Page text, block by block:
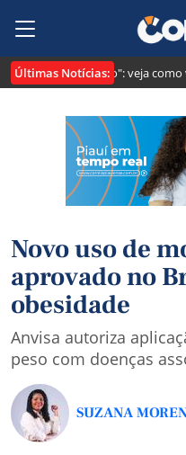
Últimas Notícias:
cria o "Pix Pensão": veja como
Novo uso de
aprovado no
obesidade
Anvisa autoriza
peso com doenças
SUZANA